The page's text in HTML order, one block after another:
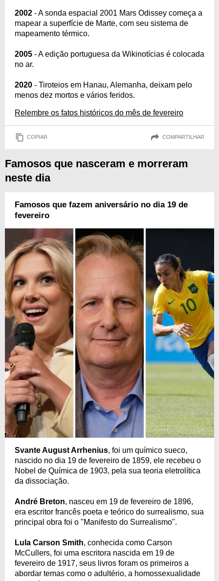
2002 - A sonda espacial 2001 Mars Odissey começa a
mapear a superfície de Marte, com seu sistema de
mapeamento térmico.
2005 - A edição portuguesa da Wikinotícias é colocada
no ar.
2020 - Tiroteios em Hanau, Alemanha, deixam pelo
menos dez mortos e vários feridos.
Relembre os fatos históricos do mês de fevereiro
COPIAR COMPARTILHAR
Famosos que nasceram e morreram
neste dia
Famosos que fazem aniversário no dia 19 de
fevereiro
Svante August Arrhenius, foi um químico sueco,
nascido no dia 19 de fevereiro de 1859, ele recebeu o
Nobel de Química de 1903, pela sua teoria eletrolítica
da dissociação.
André Breton, nasceu em 19 de fevereiro de 1896,
era escritor francês poeta e teórico do surrealismo, sua
principal obra foi o "Manifesto do Surrealismo".
Lula Carson Smith, conhecida como Carson
McCullers, foi uma escritora nascida em 19 de
fevereiro de 1917, seus livros foram os primeiros a
abordar temas como o adultério, a homossexualidade